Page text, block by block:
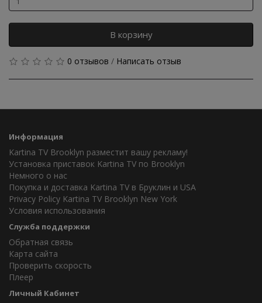
В корзину
0 отзывов / Написать отзыв
Информация
Kartina TV Brooklyn разместит вашу рекламу!
Установка приставок Kartina TV по Brooklyn
Немного о нас
Покупка и доставка Kartina TV в Бруклин и USA
Privacy Policy Kartina TV Brooklyn New York
Условия использования
Служба поддержки
Обратная связь
Карта сайта
Проверить скорость
Плеер
Личный Кабинет